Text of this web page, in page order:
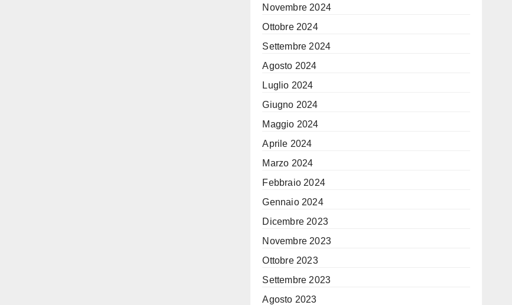
Novembre 2024
Ottobre 2024
Settembre 2024
Agosto 2024
Luglio 2024
Giugno 2024
Maggio 2024
Aprile 2024
Marzo 2024
Febbraio 2024
Gennaio 2024
Dicembre 2023
Novembre 2023
Ottobre 2023
Settembre 2023
Agosto 2023